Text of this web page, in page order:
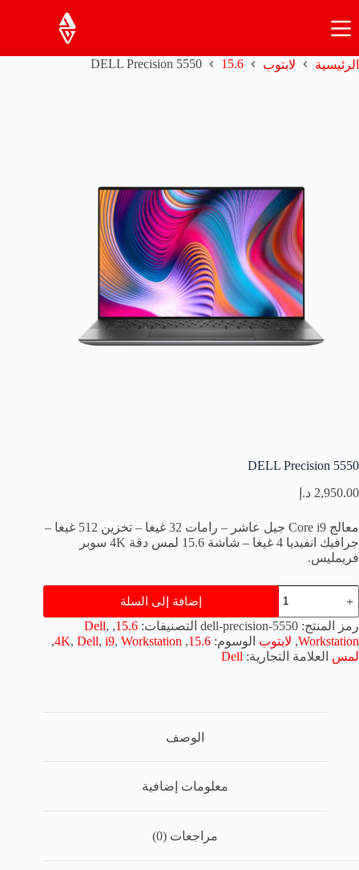
إلى
المحتوى
الرئيسية
لابتوب 15.6
DELL Precision 5550
DELL Precision 5550
2,950.00 د.إ
معالج Core i9 جيل عاشر – رامات 32 غيغا – تخزين 512 غيغا –
جرافيك انفيديا 4 غيغا – شاشة 15.6 لمس دقة 4K سوبر
فريمليس.
DELL
Precision
5550
إضافة إلى السلة
رمز المنتج: dell-precision-5550 التصنيفات: 15.6
,
Dell,
Workstation
, لابتوب الوسوم: 15.6
,
4K, Dell, i9, Workstation
,
لمس العلامة التجارية: Dell
الوصف
معلومات إضافية
مراجعات (0)